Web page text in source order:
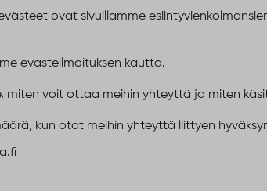
ovat sivuillamme
evästeilmoituksen kautta.
miten voit ottaa meihin yhteyttä ja miten
kun otat meihin yhteyttä liittyen